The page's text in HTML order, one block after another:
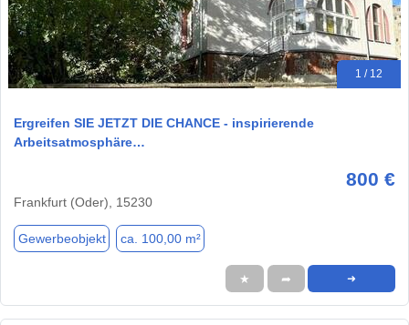
1 / 12
Ergreifen SIE JETZT DIE CHANCE - inspirierende
Arbeitsatmosphäre…
800 €
Frankfurt (Oder), 15230
Gewerbeobjekt ca. 100,00 m²
★ ➦ ➜